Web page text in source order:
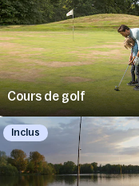
Cours de golf
Inclus